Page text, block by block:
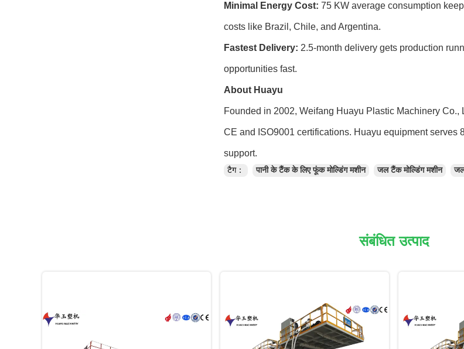
Minimal Energy Cost: 75 KW average consumption
costs like Brazil, Chile, and Argentina.
Fastest Delivery: 2.5-month delivery gets production
opportunities fast.
About Huayu
Founded in 2002, Weifang Huayu Plastic Machinery
CE and ISO9001 certifications. Huayu equipment
support.
टैग： पानी के टैंक के लिए फूंक मोल्डिंग मशीन जल टैंक मोल्डिंग मशीन
संबंधित उत्पाद